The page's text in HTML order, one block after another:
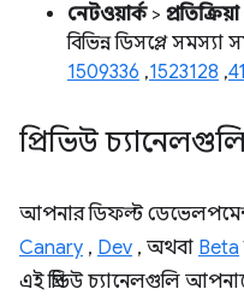
নেটওয়ার্ক> প্রতিক্রিয়া
বিভিন্ন ডিসপ্লে সমস্যা
1509336 ,1523128 ,
প্রিভিউ
আপনার ডিফল্ট
Canary , Dev , অথবা Beta
এই প্রিভিউ চ্যানেলগুলি